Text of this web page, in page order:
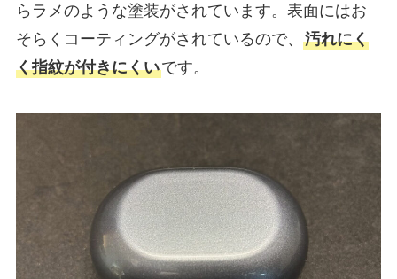
らラメのような塗装がされています。表面にはお
そらくコーティングがされているので、 汚れにく
く指紋が付きにくいです。